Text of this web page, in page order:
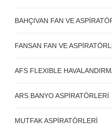
BAHÇIVAN FAN VE
FANSAN FAN VE
AFS FLEXIBLE
ARS BANYO ASPİRATÖRLERİ
MUTFAK ASPİRATÖRLERİ